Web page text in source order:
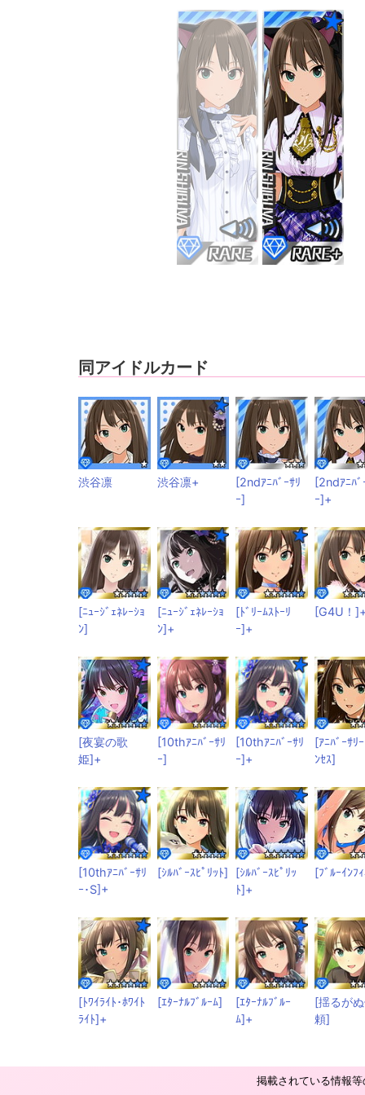
同アイドルカード
渋谷凛 渋谷凛+
[2ndｱﾆﾊﾞｰｻﾘ
ｰ]
[2ndｱﾆﾊﾞ
ｰ]+
[ﾆｭｰｼﾞｪﾈﾚｰｼｮ
ﾝ]
[ﾆｭｰｼﾞｪﾈﾚｰｼｮ
ﾝ]+
[ﾄﾞﾘｰﾑｽﾄｰﾘ
ｰ]+
[G4U！
[夜宴の歌
姫]+
[10thｱﾆﾊﾞｰｻﾘ
ｰ]
[10thｱﾆﾊﾞｰｻﾘ
ｰ]+
[ｱﾆﾊﾞｰｻﾘ
ﾝｾｽ]
[10thｱﾆﾊﾞｰｻﾘ
ｰ･S]+
[ｼﾙﾊﾞｰｽﾋﾟﾘｯﾄ]
[ｼﾙﾊﾞｰｽﾋﾟﾘｯ
ﾄ]+
[ﾌﾞﾙｰｲﾝﾌ
[ﾄﾜｲﾗｲﾄ･ﾎﾜｲﾄ
ﾗｲﾄ]+
[ｴﾀｰﾅﾙﾌﾞﾙｰﾑ]
[ｴﾀｰﾅﾙﾌﾞﾙｰ
ﾑ]+
[揺るが
頼]
掲載されている情報